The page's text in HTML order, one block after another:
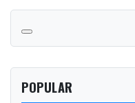
POPULAR